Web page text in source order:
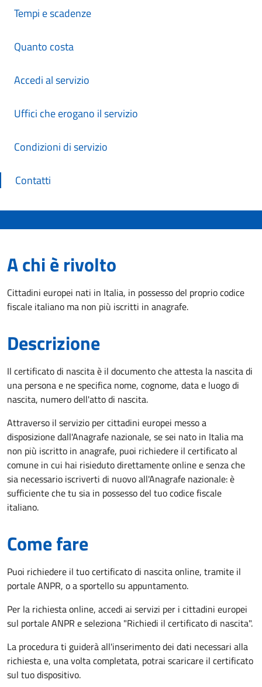
Tempi e scadenze
Quanto costa
Accedi al servizio
Uffici che erogano il servizio
Condizioni di servizio
Contatti
A chi è rivolto
Cittadini europei nati in Italia, in possesso del proprio codice
fiscale italiano ma non più iscritti in anagrafe.
Descrizione
Il certificato di nascita è il documento che attesta la nascita di
una persona e ne specifica nome, cognome, data e luogo di
nascita, numero dell'atto di nascita.
Attraverso il servizio per cittadini europei messo a
disposizione dall'Anagrafe nazionale, se sei nato in Italia ma
non più iscritto in anagrafe, puoi richiedere il certificato al
comune in cui hai risieduto direttamente online e senza che
sia necessario iscriverti di nuovo all'Anagrafe nazionale: è
sufficiente che tu sia in possesso del tuo codice fiscale
italiano.
Come fare
Puoi richiedere il tuo certificato di nascita online, tramite il
portale ANPR, o a sportello su appuntamento.
Per la richiesta online, accedi ai servizi per i cittadini europei
sul portale ANPR e seleziona "Richiedi il certificato di nascita".
La procedura ti guiderà all'inserimento dei dati necessari alla
richiesta e, una volta completata, potrai scaricare il certificato
sul tuo dispositivo.